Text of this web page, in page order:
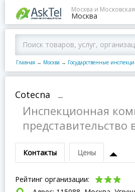
Москва и
Москва
Главная → Москва → Государственные
Cotecna
–
Инспекционная
представительство
Контакты Цены
Рейтинг организации: